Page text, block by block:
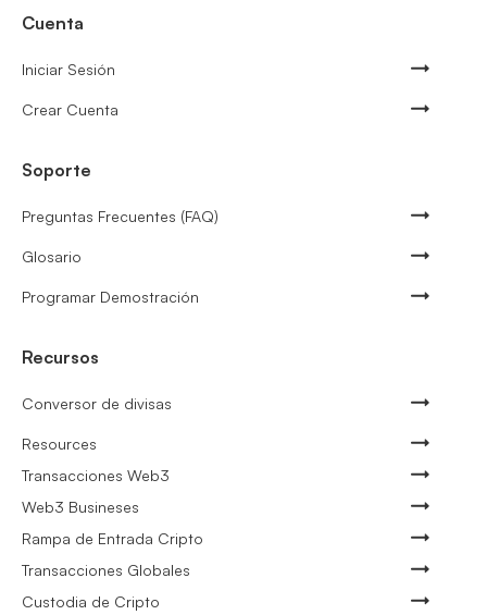
Cuenta
Iniciar Sesión
Crear Cuenta
Soporte
Preguntas Frecuentes (FAQ)
Glosario
Programar Demostración
Recursos
Conversor de divisas
Resources
Transacciones Web3
Web3 Busineses
Rampa de Entrada Cripto
Transacciones Globales
Custodia de Cripto